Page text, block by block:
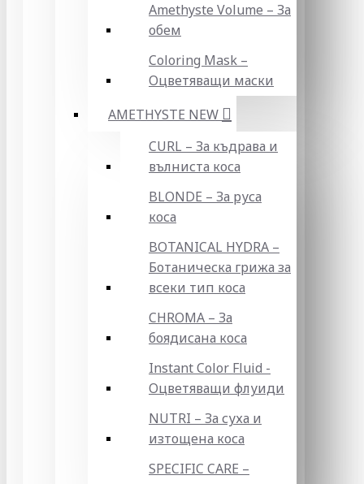
Amethyste Volume – За
обем
Coloring Mask –
Оцветяващи маски
AMETHYSTE NEW
CURL – За къдрава и
вълниста коса
BLONDE – За руса
коса
BOTANICAL HYDRA –
Ботаническа грижа за
всеки тип коса
CHROMA – За
боядисана коса
Instant Color Fluid -
Оцветяващи флуиди
NUTRI – За суха и
изтощена коса
SPECIFIC CARE –